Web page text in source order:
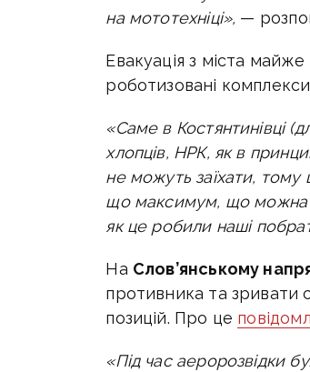
на мототехніці», —
Евакуація з міста
роботизовані
«Саме в Костянтинівці
хлопців, НРК, як в
не можуть заїхати,
що максимум, що можна
як це робили наші
На Слов’янському
противника та зривати
позицій. Про це
«Під час аеророзвідки